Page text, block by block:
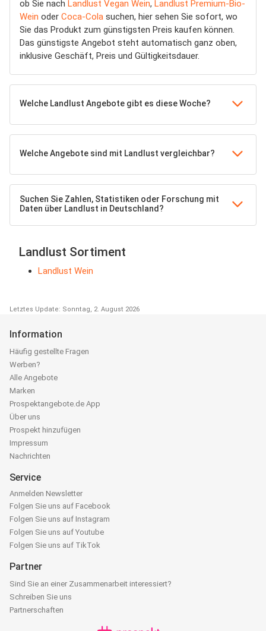
ob Sie nach Landlust Vegan Wein, Landlust Premium-Bio-
Wein oder Coca-Cola suchen, hier sehen Sie sofort, wo
Sie das Produkt zum günstigsten Preis kaufen können.
Das günstigste Angebot steht automatisch ganz oben,
inklusive Geschäft, Preis und Gültigkeitsdauer.
Welche Landlust Angebote gibt es diese Woche?
Welche Angebote sind mit Landlust vergleichbar?
Suchen Sie Zahlen, Statistiken oder Forschung mit
Daten über Landlust in Deutschland?
Landlust Sortiment
Landlust Wein
Letztes Update: Sonntag, 2. August 2026
Information
Häufig gestellte Fragen
Werben?
Alle Angebote
Marken
Prospektangebote.de App
Über uns
Prospekt hinzufügen
Impressum
Nachrichten
Service
Anmelden Newsletter
Folgen Sie uns auf Facebook
Folgen Sie uns auf Instagram
Folgen Sie uns auf Youtube
Folgen Sie uns auf TikTok
Partner
Sind Sie an einer Zusammenarbeit interessiert?
Schreiben Sie uns
Partnerschaften